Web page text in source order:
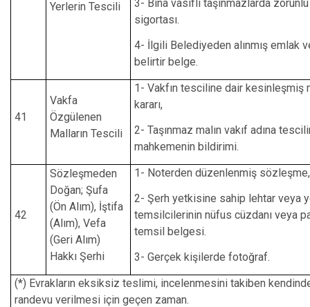
Yerlerin Tescili
3- Bina vasıflı taşınmazlarda
sigortası.
4- İlgili Belediyeden alınmış emlak
belirtir belge.
41
Vakfa
Özgülenen
Malların Tescili
1- Vakfın tesciline dair kesinleşmiş
kararı,
2- Taşınmaz malın vakıf adına
mahkemenin bildirimi.
42
Sözleşmeden
Doğan; Şufa
(Ön Alım), İştifa
(Alım), Vefa
(Geri Alım)
Hakkı Şerhi
1- Noterden düzenlenmiş sözleşme,
2- Şerh yetkisine sahip lehtar veya
temsilcilerinin nüfus cüzdanı veya
temsil belgesi.
3- Gerçek kişilerde fotoğraf.
(*) Evrakların eksiksiz teslimi, incelenmesini takiben
randevu verilmesi için geçen zaman.